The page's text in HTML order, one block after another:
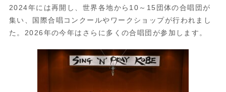
2024年には再開し、世界各地から10～15 団体の合唱団が
集い、国際合唱コンクールやワークショップが行われまし
た。2026年の今年はさらに多くの合唱団が参加します。